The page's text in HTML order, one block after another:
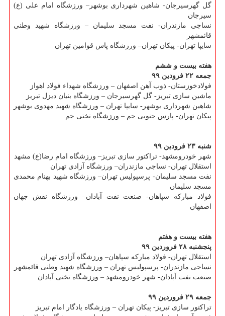
گل گهرسیرجان- شاهین شهرداری بوشهر– ورزشگاه امام علی (ع)
سیرجان
نساجی مازندران- نفت مسجد سلیمان – ورزشگاه شهید وطنی
قائمشهر
سایپا تهران- پیكان تهران– ورزشگاه پاس قوامین تهران
هفته بیست و ششم
جمعه ۲۲ فرودین ۹۹
فولادخوزستان- ذوب آهن اصفهان – ورزشگاه شهداء فولاد اهواز
ماشین سازی تبریز- گل گهرسیرجان – ورزشگاه بنیان دیزل تبریز
شاهین شهرداری بوشهر- سایپا تهران – ورزشگاه شهید مهدوی بوشهر
پیكان تهران- پارس جنوبی جم – ورزشگاه تختی جم
شنبه ۲۳ فرودین ۹۹
شهر خودرومشهد- تراكتور سازی تبریز– ورزشگاه امام رضا(ع) مشهد
استقلال تهران- نساجی مازندران– ورزشگاه آزادی تهران
نفت مسجد سلیمان- پرسپولیس تهران– ورزشگاه شهید بهنام محمدی
مسجد سلیمان
فولاد مباركه سپاهان- صنعت نفت آبادان– ورزشگاه نقش جهان
اصفهان
هفته بیست و هفتم
پنجشنبه ۲۸ فروردین ۹۹
استقلال تهران- فولاد مباركه سپاهان– ورزشگاه آزادی تهران
نساجی مازندران- پرسپولیس تهران – ورزشگاه شهید وطنی قائمشهر
صنعت نفت آبادان- شهر خودرومشهد – ورزشگاه تختی آبادان
جمعه ۲۹ فروردین ۹۹
تراكتور سازی تبریز- پیكان تهران – ورزشگاه یادگار امام تبریز